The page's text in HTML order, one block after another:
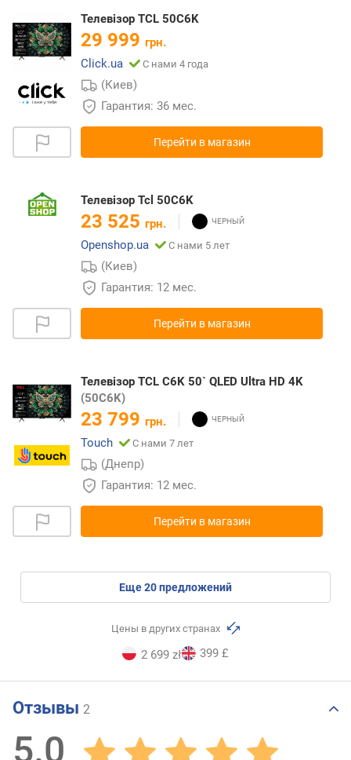
Телевiзор TCL 50C6K
29 999 грн.
Click.ua
С нами 4 года
(Киев)
Гарантия: 36 мес.
Перейти в магазин
Телевізор Tcl 50C6K
23 525 грн.
Openshop.ua
С нами 5 лет
(Киев)
Гарантия: 12 мес.
Перейти в магазин
Телевізор TCL C6K 50` QLED Ultra HD 4K
(50C6K)
23 799 грн.
Touch
С нами 7 лет
(Днепр)
Гарантия: 12 мес.
Перейти в магазин
eще20предложений
Цены в других странах
2 699 zł 399 £
Отзывы 2
5.0